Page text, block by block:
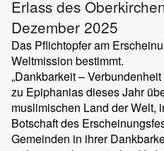
Erlass des
Dezember 2025
Das Pflichtopfer am
Weltmission bestimmt.
„Dankbarkeit –
zu Epiphanias dieses Jahr
muslimischen Land der Welt,
Botschaft des
Gemeinden in ihrer